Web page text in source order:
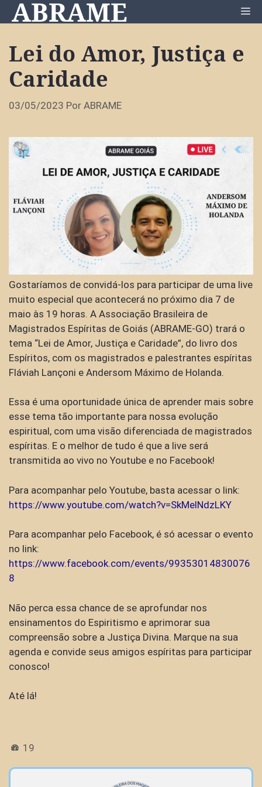
Pular
para
conteúdo
ABRAME
Lei do Amor, Justiça e
Caridade
03/05/2023 Por ABRAME
Gostaríamos de convidá-los para participar de uma live
muito especial que acontecerá no próximo dia 7 de
maio às 19 horas. A Associação Brasileira de
Magistrados Espíritas de Goiás (ABRAME-GO) trará o
tema “Lei de Amor, Justiça e Caridade”, do livro dos
Espíritos, com os magistrados e palestrantes espíritas
Fláviah Lançoni e Andersom Máximo de Holanda.
Essa é uma oportunidade única de aprender mais sobre
esse tema tão importante para nossa evolução
espiritual, com uma visão diferenciada de magistrados
espíritas. E o melhor de tudo é que a live será
transmitida ao vivo no Youtube e no Facebook!
Para acompanhar pelo Youtube, basta acessar o link:
https://www.youtube.com/watch?v=SkMelNdzLKY
Para acompanhar pelo Facebook, é só acessar o evento
no link:
https://www.facebook.com/events/99353014830076
8
Não perca essa chance de se aprofundar nos
ensinamentos do Espiritismo e aprimorar sua
compreensão sobre a Justiça Divina. Marque na sua
agenda e convide seus amigos espíritas para participar
conosco!
Até lá!
19